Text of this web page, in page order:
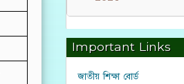
Important Links
জাতীয় শিক্ষা বোর্ড